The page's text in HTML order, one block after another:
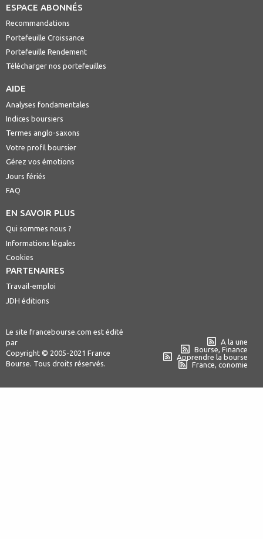
ESPACE ABONNÉS
Recommandations
Portefeuille Croissance
Portefeuille Rendement
Télécharger nos portefeuilles
AIDE
Analyses fondamentales
Indices boursiers
Termes anglo-saxons
Votre profil boursier
Gérez vos émotions
Jours fériés
FAQ
EN SAVOIR PLUS
Qui sommes nous ?
Informations légales
Cookies
PARTENAIRES
Travail-emploi
JDH éditions
Le site francebourse.com est édité
par
Copyright © 2005-2021 France
Bourse. Tous droits réservés.
A la une
Bourse, Finance
Apprendre la bourse
France, conomie